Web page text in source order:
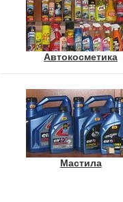
Автокосметика
Мастила